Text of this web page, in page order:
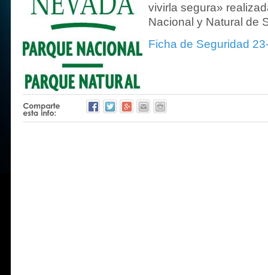
vivirla segura»
Nacional y Natural de
Ficha de Seguridad